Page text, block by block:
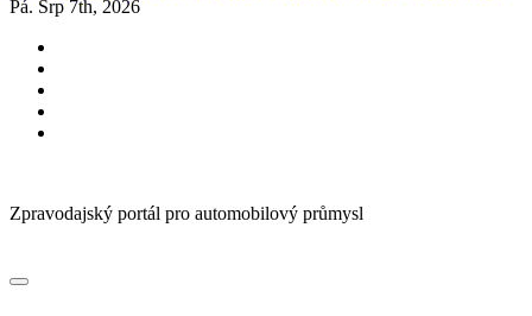
Pá. Srp 7th, 2026
Zpravodajský portál pro automobilový průmysl